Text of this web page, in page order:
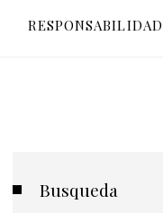
Busqueda